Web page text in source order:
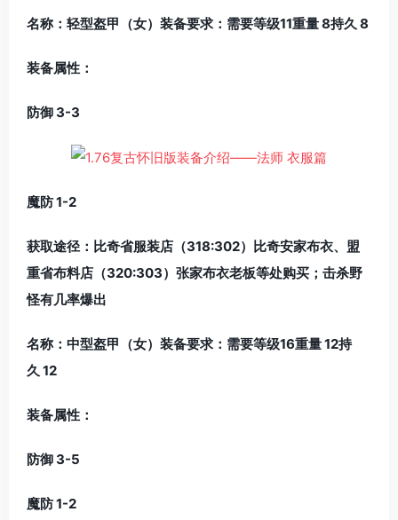
名称：轻型盔甲（女）装备要求：需要等级11重量 8持久 8
装备属性：
防御 3-3
魔防 1-2
获取途径：比奇省服装店（318:302）比奇安家布衣、盟
重省布料店（320:303）张家布衣老板等处购买；击杀野
怪有几率爆出
名称：中型盔甲（女）装备要求：需要等级16重量 12持
久 12
装备属性：
防御 3-5
魔防 1-2